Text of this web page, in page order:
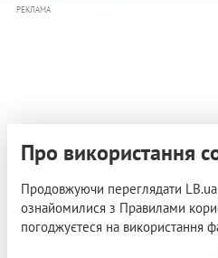
РЕКЛАМА
Про використання
Продовжуючи переглядати
ознайомилися з Правилами
погоджуєтеся на використання